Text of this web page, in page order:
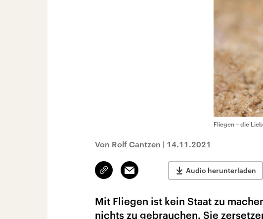
Fliegen – die
Von Rolf Cantzen | 14.11.2021
Link
kopieren/teilen
Email Audio herunterladen
Mit Fliegen ist kein Staat zu
nichts zu gebrauchen. Sie